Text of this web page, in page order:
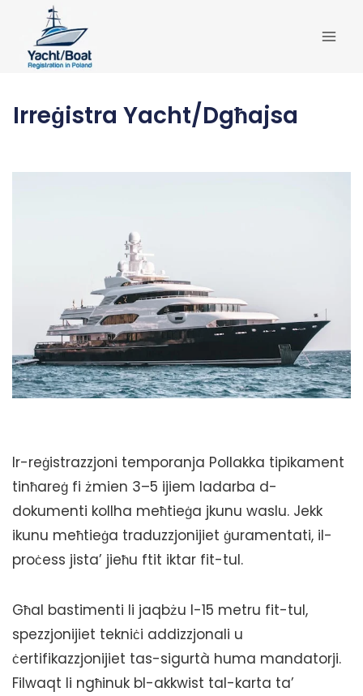
content
Irreġistra Yacht/Dgħajsa
Ir-reġistrazzjoni temporanja Pollakka tipikament
tinħareġ fi żmien 3–5 ijiem ladarba d-
dokumenti kollha meħtieġa jkunu waslu. Jekk
ikunu meħtieġa traduzzjonijiet ġuramentati, il-
proċess jista’ jieħu ftit iktar fit-tul.
Għal bastimenti li jaqbżu l-15 metru fit-tul,
spezzjonijiet tekniċi addizzjonali u
ċertifikazzjonijiet tas-sigurtà huma mandatorji.
Filwaqt li ngħinuk bl-akkwist tal-karta ta’